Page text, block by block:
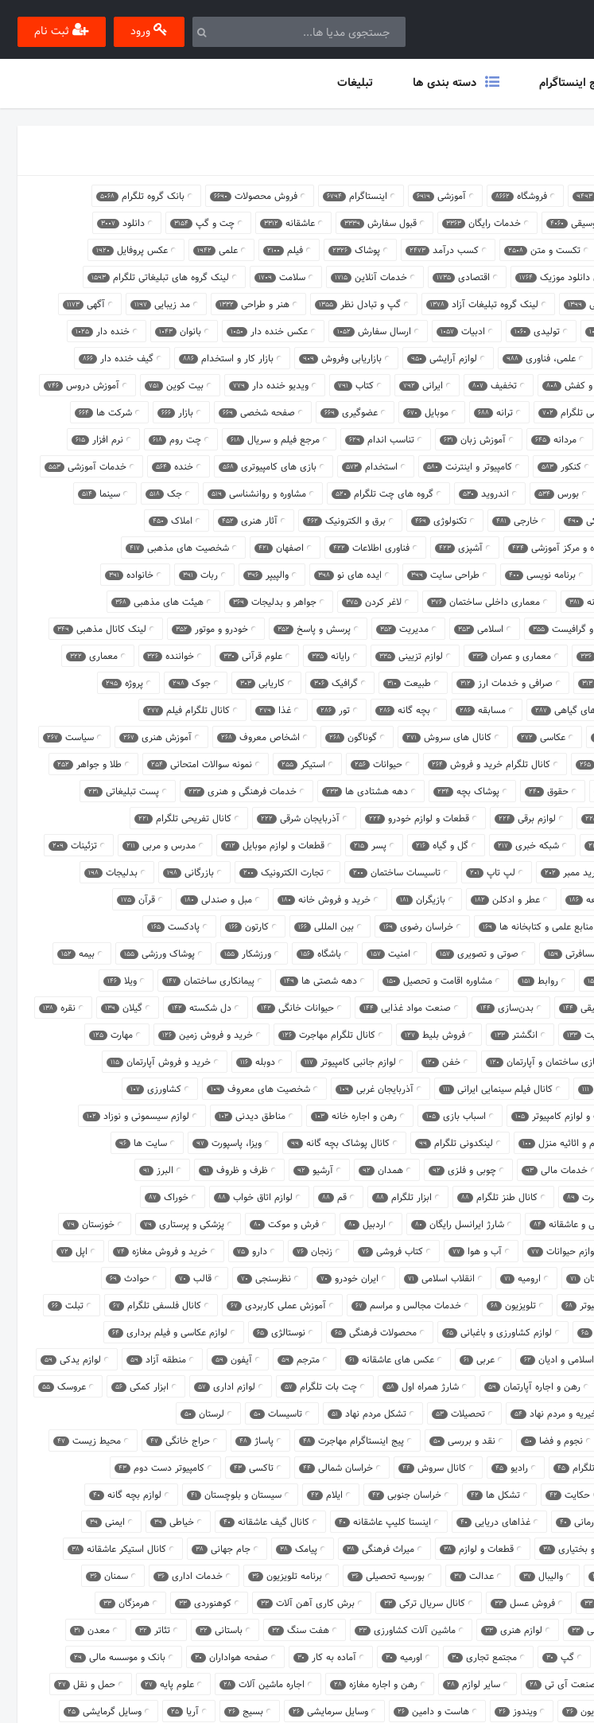
ورود ثبت نام
دسته بندی ها تبلیغات
9493 فروشگاه 8662 آموزشی 6919 اینستاگرام 6794 فروش محصولات 6690 بانک گروه تلگرام 5068
4060 خدمات رایگان 3363 قبول سفارش 3339 عاشقانه 3312 چت و گپ 3154 دانلود 3007
تکست و متن 2508 کسب درآمد 2473 پوشاک 2326 فیلم 2100 علمی 1942 عکس پروفایل 1920
دانلود موزیک 1764 اقتصادی 1735 خدمات آنلاین 1715 سلامت 1709 لینک گروه های تبلیغاتی تلگرام 1593
1399 لینک گروه تبلیغات آزاد 1378 گپ و تبادل نظر 1355 هنر و طراحی 1332 مد زیبایی 1197 آگهی 1173
تولیدی 1060 ادبیات 1057 ارسال سفارش 1052 عکس خنده دار 1050 بانوان 1043 خنده دار 1025
علمی، فناوری 988 لوازم آرایشی 950 بازاریابی وفروش 909 بازار کار و استخدام 886 گیف خنده دار 866
و کفش 808 تخفیف 807 ایرانی 792 کتاب 791 ویدیو خنده دار 779 بیت کوین 751 آموزش دروس 746
تلگرام 702 ترانه 688 موبایل 670 عضوگیری 669 صفحه شخصی 669 بازار 666 شرکت ها 664
مردانه 645 آموزش زبان 631 تناسب اندام 629 مرجع فیلم و سریال 618 چت روم 618 نرم افزار 615
کنکور 583 کامپیوتر و اینترنت 580 استخدام 573 بازی های کامپیوتری 568 خنده 564 خدمات آموزشی 553
بورس 534 اندروید 530 گروه های چت تلگرام 520 مشاوره و روانشناسی 519 جک 518 سینما 514
490 خارجی 481 تکنولوژی 469 برق و الکترونیک 462 آثار هنری 452 املاک 450
و مرکز آموزشی 424 آشپزی 423 فناوری اطلاعات 422 اصفهان 421 شخصیت های مذهبی 417
برنامه نویسی 400 طراحی سایت 399 ایده های نو 398 والپیپر 396 ربات 391 خانواده 391
381 معماری داخلی ساختمان 376 لاغر کردن 375 جواهر و بدلیجات 369 هیئت های مذهبی 368
گرافیست 355 اسلامی 353 مدیریت 352 پرسش و پاسخ 352 خودرو و موتور 352 لینک کانال مذهبی 349
336 معماری و عمران 336 لوازم تزیینی 335 رایانه 335 علوم قرآنی 330 خواننده 326 معماری 322
313 صرافی و خدمات ارز 312 طبیعت 310 گرافیک 306 کاریابی 303 جوک 298 پروژه 295
گیاهی 287 مسابقه 286 بچه گانه 286 تور 286 غذا 279 کانال تلگرام فیلم 277
عکاسی 272 کانال های سروش 271 گوناگون 268 اشخاص معروف 268 آموزش هنری 267 سیاست 267
265 کانال تلگرام خرید و فروش 264 حیوانات 256 استیکر 255 نمونه سوالات امتحانی 254 طلا و جواهر 252
حقوق 240 پوشاک بچه 234 دهه هشتادی ها 233 خدمات فرهنگی و هنری 233 پست تبلیغاتی 231
لوازم برقی 224 قطعات و لوازم خودرو 224 آذربایجان شرقی 222 کانال تفریحی تلگرام 221
شبکه خبری 217 گل و گیاه 216 پسر 215 قطعات و لوازم موبایل 212 مدرس و مربی 211 تزئینات 209
ممبر 202 لپ تاپ 201 تاسیسات ساختمان 200 تجارت الکترونیک 200 بازرگانی 198 بدلیجات 198
186 عطر و ادکلن 182 بازیگران 181 خرید و فروش خانه 180 مبل و صندلی 180 قرآن 175
منابع علمی و کتابخانه ها 169 خراسان رضوی 169 بین المللی 166 کارتون 166 پادکست 165
159 صوتی و تصویری 157 امنیت 157 باشگاه 156 ورزشکار 155 پوشاک ورزشی 155 بیمه 152
روابط 151 مشاوره اقامت و تحصیل 150 دهه شصتی ها‬‎ 149 پیمانکاری ساختمان 147 ویلا 146
144 بدن‌سازی 144 صنعت مواد غذایی 144 حیوانات خانگی 142 دل شکسته 142 گیلان 139 نقره 138
133 انگشتر 133 فروش بلیط 127 کانال تلگرام مهاجرت 126 خرید و فروش زمین 126 مهارت 125
ساختمان و آپارتمان 120 خفن 120 لوازم جانبی کامپیوتر 117 دوبله 116 خرید و فروش آپارتمان 115
111 کانال فیلم سینمایی ایرانی 111 آذربایجان غربی 109 شخصیت های معروف 109 کشاورزی 107
لوازم کامپیوتر 105 اسباب بازی 105 رهن و اجاره خانه 103 مناطق دیدنی 103 لوازم سیسمونی و نوزاد 102
و اثاثیه منزل 100 لینکدونی تلگرام 99 کانال پوشاک بچه گانه 99 ویزا، پاسپورت 97 سایت ها 96
خدمات مالی 93 چوبی و فلزی 92 همدان 92 آرشیو 92 ظرف و ظروف 91 البرز 91
89 کانال طنز تلگرام 88 ابزار تلگرام 88 قم 88 لوازم اتاق خواب 88 خوراک 87
و عاشقانه 84 شارژ ایرانسل رایگان 80 اردبیل 80 فرش و موکت 80 پزشکی و پرستاری 79 خوزستان 79
حیوانات 77 آب و هوا 77 کتاب فروشی 76 زنجان 76 دارو 75 خرید و فروش مغازه 74 اپل 72
71 ارومیه 71 انقلاب اسلامی 71 ایران خودرو 70 نظرسنجی 70 قالب 70 حوادث 69
68 تلویزیون 68 خدمات مجالس و مراسم 67 آموزش عملی کاربردی 67 کانال فلسفی تلگرام 67 تبلت 66
65 لوازم کشاورزی و باغبانی 65 محصولات فرهنگی 65 نوستالژی 65 لوازم عکاسی و فیلم برداری 64
و ادیان 62 عربی 61 عکس های عاشقانه 61 مترجم 59 آیفون 59 منطقه آزاد 59 لوازم یدکی 59
رهن و اجاره آپارتمان 59 شارژ همراه اول 58 چت بات تلگرام 57 لوازم اداری 57 ابزار کمکی 56 عروسک 55
و مردم نهاد 54 تحصیلات 53 تشکل مردم نهاد 51 تاسیسات 50 لرستان 50
نجوم و فضا 50 نقد و بررسی 50 پیج اینستاگرام مهاجرت 48 پاساژ 48 حراج خانگی 47 محیط زیست 47
45 رادیو 45 کانال سروش 44 خراسان شمالی 44 تاکسی 43 کامپیوتر دست دوم 43
حکایت 42 تشکل ها 42 خراسان جنوبی 42 ایلام 42 سیستان و بلوچستان 41 لوازم بچه گانه 40
40 غذاهای دریایی 40 اینستا کلیپ عاشقانه 40 کانال گیف عاشقانه 40 خیاطی 39 ایمنی 39
بختیاری 38 قطعات و لوازم 38 میراث فرهنگی 38 پیامک 38 جام جهانی 38 کانال استیکر عاشقانه 38
والیبال 37 عدالت 37 بورسیه تحصیلی 36 برنامه تلویزیون 36 خدمات اداری 36 سمنان 36
33 فروش عسل 33 کانال سریال ترکی 33 برش کاری آهن آلات 33 کوهنوردی 33 هرمزگان 33
33 لوازم هنری 33 ماشین آلات کشاورزی 33 هفت سنگ 32 باستانی 32 تئاتر 32 معدن 31
گپ 30 مجتمع تجاری 30 اورمیه 30 آماده به کار 30 صفحه هواداران 30 بانک و موسسه مالی 29
آی تی 28 سایر لوازم 28 رهن و اجاره مغازه 28 اجاره ماشین آلات 28 علوم پایه 27 حمل و نقل 27
26 ویندوز 26 هاست و دامین 26 وسایل سرمایشی 26 بسیج 26 آریا 25 وسایل گرمایشی 25